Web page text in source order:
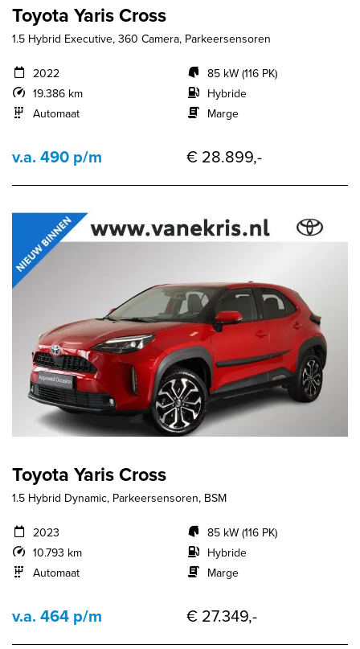
Toyota Yaris Cross
1.5 Hybrid Executive, 360 Camera, Parkeersensoren
2022
19.386 km
Automaat
85 kW (116 PK)
Hybride
Marge
v.a. 490 p/m € 28.899,-
Toyota Yaris Cross
1.5 Hybrid Dynamic, Parkeersensoren, BSM
2023
10.793 km
Automaat
85 kW (116 PK)
Hybride
Marge
v.a. 464 p/m € 27.349,-